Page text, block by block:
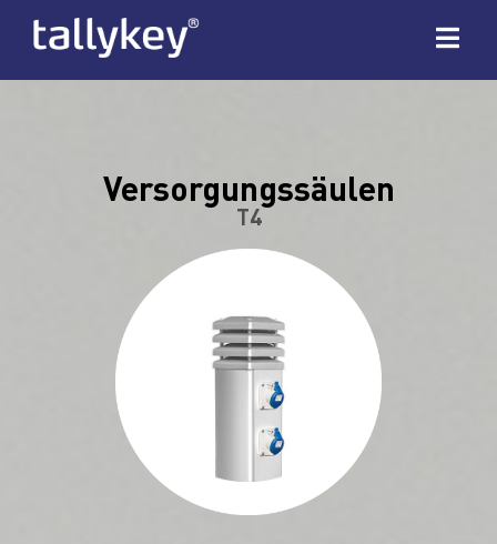
Versorgungssäulen
T4